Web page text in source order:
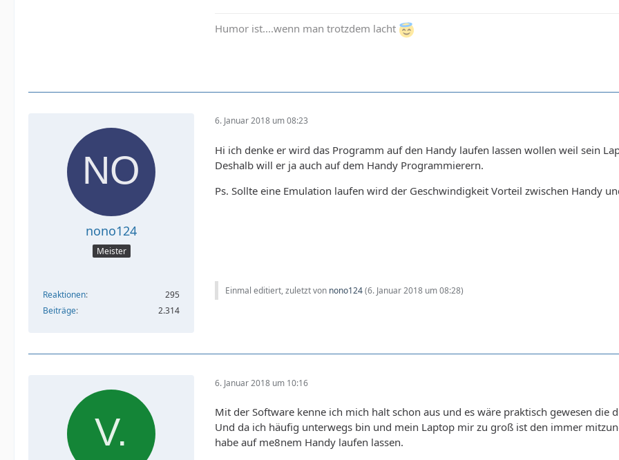
Humor ist....wenn man trotzdem lacht
nono124
Meister
Reaktionen
295
Beiträge
2.314
6. Januar 2018 um 08:23
Hi ich denke er wird das Programm auf den Handy laufen lassen wollen weil sein
Deshalb will er ja auch auf dem Handy Programmierern.
Ps. Sollte eine Emulation laufen wird der Geschwindigkeit Vorteil zwischen Handy
Einmal editiert, zuletzt von nono124(6. Januar 2018 um 08:28)
6. Januar 2018 um 10:16
Mit der Software kenne ich mich halt schon aus und es wäre praktisch gewesen die
Und da ich häufig unterwegs bin und mein Laptop mir zu groß ist den immer
habe auf me8nem Handy laufen lassen.